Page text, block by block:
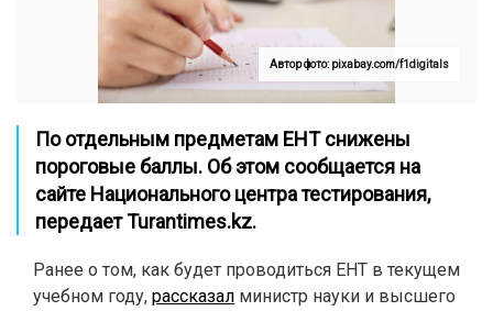
Автор фото: pixabay.com/f1digitals
По отдельным предметам ЕНТ снижены
пороговые баллы. Об этом сообщается на
сайте Национального центра тестирования,
передаетTurantimes.kz.
Ранее о том, как будет проводиться ЕНТ в текущем
учебном году, рассказал министр науки и высшего